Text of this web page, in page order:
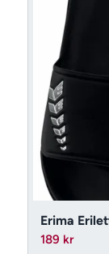
Erima
189 kr